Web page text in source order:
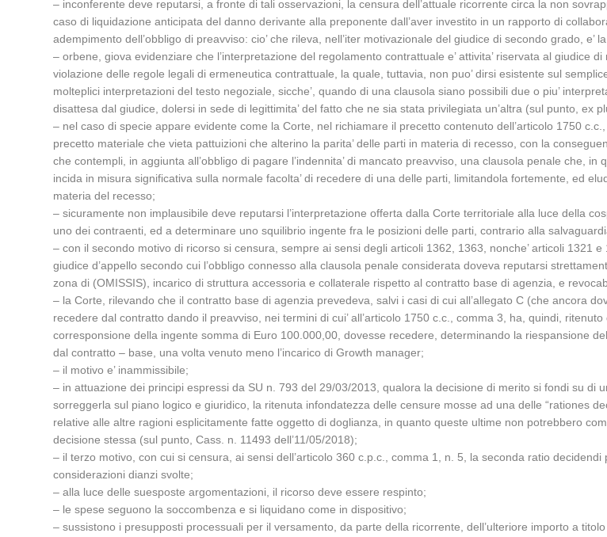
– inconferente deve reputarsi, a fronte di tali osservazioni, la censura dell’attuale ricorrente circa la non
caso di liquidazione anticipata del danno derivante alla preponente dall’aver investito in un rapporto di
adempimento dell’obbligo di preavviso: cio’ che rileva, nell’iter motivazionale del giudice di secondo grado,
– orbene, giova evidenziare che l’interpretazione del regolamento contrattuale e’ attivita’ riservata al giudice
violazione delle regole legali di ermeneutica contrattuale, la quale, tuttavia, non puo’ dirsi esistente sul
molteplici interpretazioni del testo negoziale, sicche’, quando di una clausola siano possibili due o piu’
disattesa dal giudice, dolersi in sede di legittimita’ del fatto che ne sia stata privilegiata un’altra (sul punto, ex
– nel caso di specie appare evidente come la Corte, nel richiamare il precetto contenuto dell’articolo 1750
precetto materiale che vieta pattuizioni che alterino la parita’ delle parti in materia di recesso, con la
che contempli, in aggiunta all’obbligo di pagare l’indennita’ di mancato preavviso, una clausola penale che,
incida in misura significativa sulla normale facolta’ di recedere di una delle parti, limitandola fortemente, ed
materia del recesso;
– sicuramente non implausibile deve reputarsi l’interpretazione offerta dalla Corte territoriale alla luce della
uno dei contraenti, ed a determinare uno squilibrio ingente fra le posizioni delle parti, contrario alla
– con il secondo motivo di ricorso si censura, sempre ai sensi degli articoli 1362, 1363, nonche’ articoli 1321
giudice d’appello secondo cui l’obbligo connesso alla clausola penale considerata doveva reputarsi
zona di (OMISSIS), incarico di struttura accessoria e collaterale rispetto al contratto base di agenzia, e
– la Corte, rilevando che il contratto base di agenzia prevedeva, salvi i casi di cui all’allegato C (che ancora
recedere dal contratto dando il preavviso, nei termini di cui’ all’articolo 1750 c.c., comma 3, ha, quindi,
corresponsione della ingente somma di Euro 100.000,00, dovesse recedere, determinando la riespansione
dal contratto – base, una volta venuto meno l’incarico di Growth manager;
– il motivo e’ inammissibile;
– in attuazione dei principi espressi da SU n. 793 del 29/03/2013, qualora la decisione di merito si fondi su di
sorreggerla sul piano logico e giuridico, la ritenuta infondatezza delle censure mosse ad una delle “rationes
relative alle altre ragioni esplicitamente fatte oggetto di doglianza, in quanto queste ultime non potrebbero
decisione stessa (sul punto, Cass. n. 11493 dell’11/05/2018);
– il terzo motivo, con cui si censura, ai sensi dell’articolo 360 c.p.c., comma 1, n. 5, la seconda ratio
considerazioni dianzi svolte;
– alla luce delle suesposte argomentazioni, il ricorso deve essere respinto;
– le spese seguono la soccombenza e si liquidano come in dispositivo;
– sussistono i presupposti processuali per il versamento, da parte della ricorrente, dell’ulteriore importo a